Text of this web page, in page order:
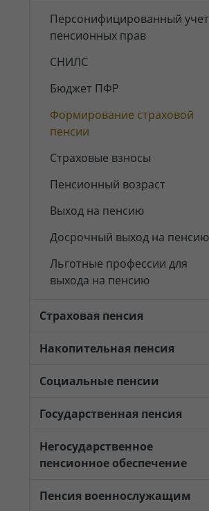
Персонифицированный учет
пенсионных прав
СНИЛС
Бюджет ПФР
Формирование страховой
пенсии
Страховые взносы
Пенсионный возраст
Выход на пенсию
Досрочный выход на пенсию
Льготные профессии для
выхода на пенсию
Страховая пенсия
Накопительная пенсия
Социальные пенсии
Государственная пенсия
Негосударственное
пенсионное обеспечение
Пенсия военнослужащим